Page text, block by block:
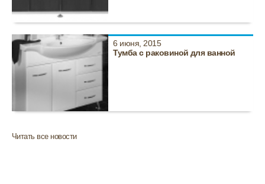
6 июня, 2015
Тумба с раковиной для ванной
Читать все новости